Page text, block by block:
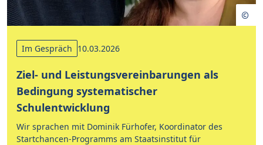
Im Gespräch 10.03.2026
Ziel- und Leistungsvereinbarungen als
Bedingung systematischer
Schulentwicklung
Wir sprachen mit Dominik Fürhofer, Koordinator des
Startchancen-Programms am Staatsinstitut für